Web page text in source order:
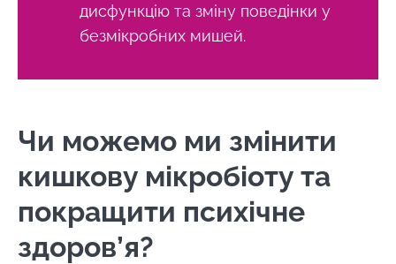
дисфункцію та зміну поведінки у
безмікробних мишей.
Чи можемо ми змінити
кишкову мікробіоту та
покращити психічне
здоров’я?